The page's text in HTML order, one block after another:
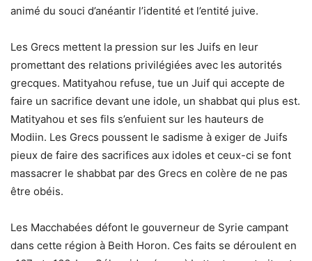
animé du souci d’anéantir l’identité et l’entité juive.
Les Grecs mettent la pression sur les Juifs en leur
promettant des relations privilégiées avec les autorités
grecques. Matityahou refuse, tue un Juif qui accepte de
faire un sacrifice devant une idole, un shabbat qui plus est.
Matityahou et ses fils s’enfuient sur les hauteurs de
Modiin. Les Grecs poussent le sadisme à exiger de Juifs
pieux de faire des sacrifices aux idoles et ceux-ci se font
massacrer le shabbat par des Grecs en colère de ne pas
être obéis.
Les Macchabées défont le gouverneur de Syrie campant
dans cette région à Beith Horon. Ces faits se déroulent en